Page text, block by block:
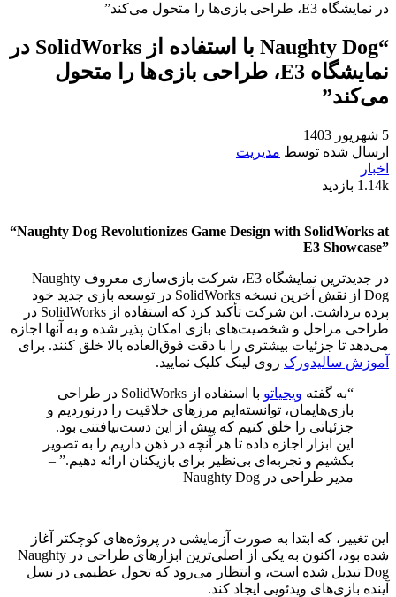
در نمایشگاه E3، طراحی بازی‌ها را متحول می‌کند”
“Naughty Dog با استفاده از SolidWorks در
نمایشگاه E3، طراحی بازی‌ها را متحول
می‌کند”
5 شهریور 1403
ارسال شده توسط مدیریت
اخبار
1.14k بازدید
“Naughty Dog Revolutionizes Game Design with SolidWorks at
E3 Showcase”
در جدیدترین نمایشگاه E3، شرکت بازی‌سازی معروف Naughty
Dog از نقش آخرین نسخه SolidWorks در توسعه بازی جدید خود
پرده برداشت. این شرکت تأکید کرد که استفاده از SolidWorks در
طراحی مراحل و شخصیت‌های بازی امکان پذیر شده و به آنها اجازه
می‌دهد تا جزئیات بیشتری را با دقت فوق‌العاده بالا خلق کنند. برای
آموزش سالیدورک روی لینک کلیک نمایید.
“به گفته ویجیاتو
با استفاده از SolidWorks در طراحی
بازی‌هایمان، توانسته‌ایم مرزهای خلاقیت را درنوردیم و
جزئیاتی را خلق کنیم که پیش از این دست‌نیافتنی بود.
این ابزار اجازه داده تا هر آنچه در ذهن داریم را به تصویر
بکشیم و تجربه‌ای بی‌نظیر برای بازیکنان ارائه دهیم.” –
مدیر طراحی در Naughty Dog
این تغییر، که ابتدا به صورت آزمایشی در پروژه‌های کوچکتر آغاز
شده بود، اکنون به یکی از اصلی‌ترین ابزارهای طراحی در Naughty
Dog تبدیل شده است، و انتظار می‌رود که تحول عظیمی در نسل
آینده بازی‌های ویدئویی ایجاد کند.